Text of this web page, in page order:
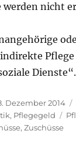
werden nicht
Dienste“.
Dezember 2014
, Pflegegeld
,Zuschüsse